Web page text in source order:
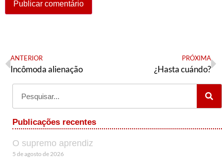
ANTERIOR
Incômoda alienação
PRÓXIMA
¿Hasta cuándo?
Publicações recentes
O supremo aprendiz
5 de agosto de 2026